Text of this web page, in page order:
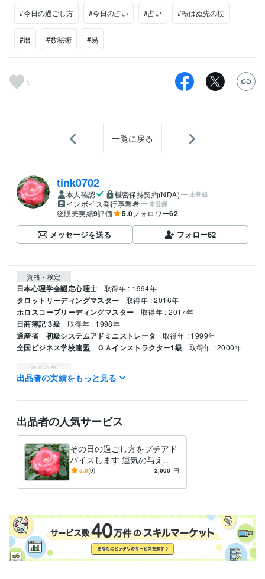
#今日の過ごし方 #今日の占い #占い #転ばぬ先の杖
#暦 #数秘術 #易
5
一覧に戻る
tink0702
本人確認 機密保持契約(NDA) 未登録
インボイス発行事業者 未登録
総販売実績9評価 5.0フォロワー62
メッセージを送る フォロー62
資格・検定
日本心理学会認定心理士 取得年 : 1994年
タロットリーディングマスター 取得年 : 2016年
ホロスコープリーディングマスター 取得年 : 2017年
日商簿記３級 取得年 : 1998年
通産省 初級システムアドミニストレータ 取得年 : 1999年
全国ビジネス学校連盟 ＯＡインストラクター1級 取得年 : 2000年
得意分野
占い 仕事上の人間関係　企業の本音
出品者の実績をもっと見る
出品者の人気サービス
その日の過ごし方をプチアド
バイスします 運気の与える
神秘の世界を覗いてみません
5.0(9) 2,000 円